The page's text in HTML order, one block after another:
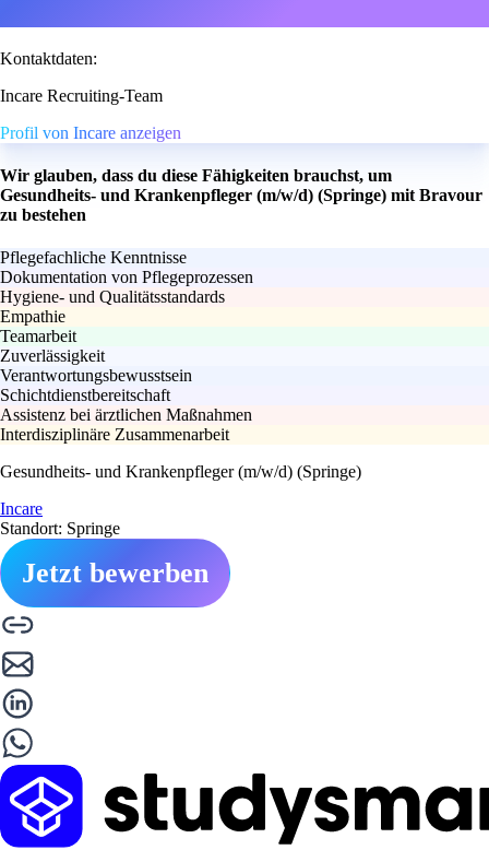
Kontaktdaten:
Incare Recruiting-Team
Profil von Incare anzeigen
Wir glauben, dass du diese Fähigkeiten brauchst, um
Gesundheits- und Krankenpfleger (m/w/d) (Springe) mit Bravour
zu bestehen
Pflegefachliche Kenntnisse
Dokumentation von Pflegeprozessen
Hygiene- und Qualitätsstandards
Empathie
Teamarbeit
Zuverlässigkeit
Verantwortungsbewusstsein
Schichtdienstbereitschaft
Assistenz bei ärztlichen Maßnahmen
Interdisziplinäre Zusammenarbeit
Gesundheits- und Krankenpfleger (m/w/d) (Springe)
Incare
Standort: Springe
Jetzt bewerben